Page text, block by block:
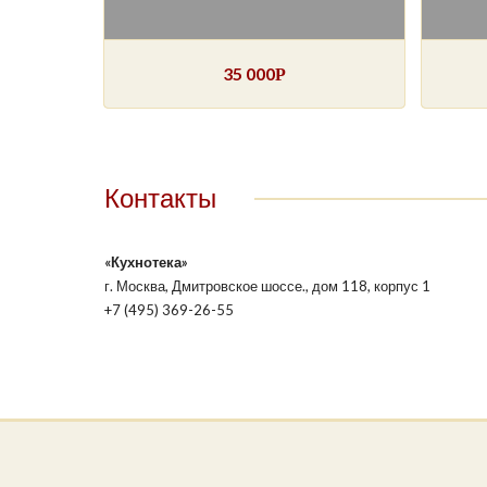
35 000Р
Контакты
«Кухнотека»
г. Москва, Дмитровское шоссе., дом 118, корпус 1
+7 (495) 369-26-55